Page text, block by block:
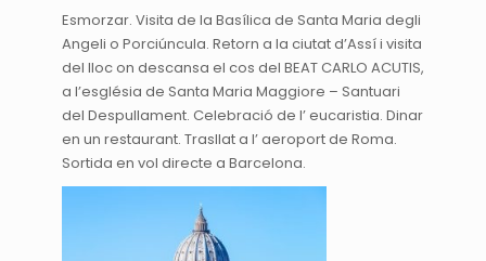
Esmorzar. Visita de la Basílica de Santa Maria degli
Angeli o Porciúncula. Retorn a la ciutat d’Assí i visita
del lloc on descansa el cos del BEAT CARLO ACUTIS,
a l’església de Santa Maria Maggiore – Santuari
del Despullament. Celebració de l’ eucaristia. Dinar
en un restaurant. Trasllat a l’ aeroport de Roma.
Sortida en vol directe a Barcelona.